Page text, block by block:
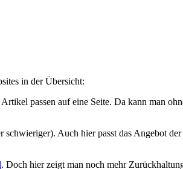
in der Übersicht:
passen auf eine Seite. Da kann man
schwieriger). Auch hier passt das Angebot
. Doch hier zeigt man noch mehr